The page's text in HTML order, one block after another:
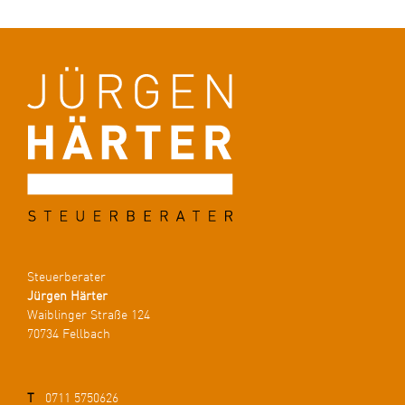
Steuerberater
Jürgen Härter
Waiblinger Straße 124
70734 Fellbach
T 0711 5750626